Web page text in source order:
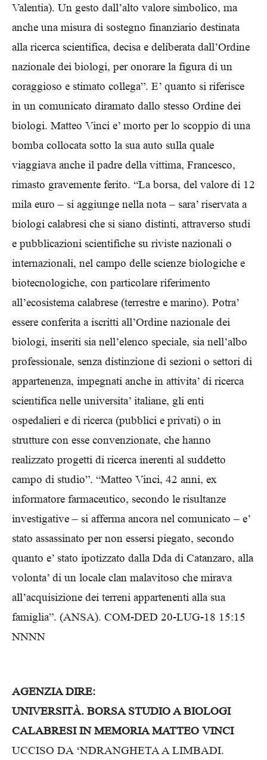
Valentia). Un gesto dall’alto valore simbolico, ma
anche una misura di sostegno finanziario destinata
alla ricerca scientifica, decisa e deliberata dall’Ordine
nazionale dei biologi, per onorare la figura di un
coraggioso e stimato collega”. E’ quanto si riferisce
in un comunicato diramato dallo stesso Ordine dei
biologi. Matteo Vinci e’ morto per lo scoppio di una
bomba collocata sotto la sua auto sulla quale
viaggiava anche il padre della vittima, Francesco,
rimasto gravemente ferito. “La borsa, del valore di 12
mila euro – si aggiunge nella nota – sara’ riservata a
biologi calabresi che si siano distinti, attraverso studi
e pubblicazioni scientifiche su riviste nazionali o
internazionali, nel campo delle scienze biologiche e
biotecnologiche, con particolare riferimento
all’ecosistema calabrese (terrestre e marino). Potra’
essere conferita a iscritti all’Ordine nazionale dei
biologi, inseriti sia nell’elenco speciale, sia nell’albo
professionale, senza distinzione di sezioni o settori di
appartenenza, impegnati anche in attivita’ di ricerca
scientifica nelle universita’ italiane, gli enti
ospedalieri e di ricerca (pubblici e privati) o in
strutture con esse convenzionate, che hanno
realizzato progetti di ricerca inerenti al suddetto
campo di studio”. “Matteo Vinci, 42 anni, ex
informatore farmaceutico, secondo le risultanze
investigative – si afferma ancora nel comunicato – e’
stato assassinato per non essersi piegato, secondo
quanto e’ stato ipotizzato dalla Dda di Catanzaro, alla
volonta’ di un locale clan malavitoso che mirava
all’acquisizione dei terreni appartenenti alla sua
famiglia”. (ANSA). COM-DED 20-LUG-18 15:15
NNNN
AGENZIA DIRE:
UNIVERSITÀ. BORSA STUDIO A BIOLOGI
CALABRESI IN MEMORIA MATTEO VINCI
UCCISO DA ‘NDRANGHETA A LIMBADI.